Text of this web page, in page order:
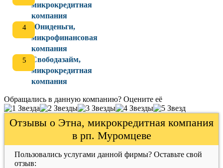
микрокредитная
компания
Юниденьги,
микрофинансовая
компания
Свободазайм,
микрокредитная
компания
Обращались в данную компанию? Оцените её
Отзывы о Этна, микрокредитная компания
в рп. Муромцеве
Пользовались услугами данной фирмы? Оставьте свой
отзыв: